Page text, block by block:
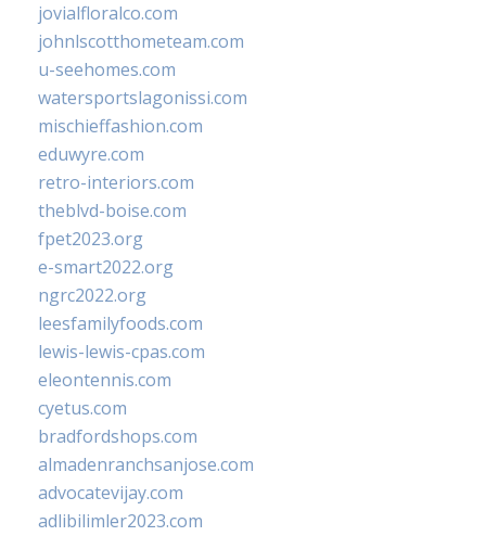
jovialfloralco.com
johnlscotthometeam.com
u-seehomes.com
watersportslagonissi.com
mischieffashion.com
eduwyre.com
retro-interiors.com
theblvd-boise.com
fpet2023.org
e-smart2022.org
ngrc2022.org
leesfamilyfoods.com
lewis-lewis-cpas.com
eleontennis.com
cyetus.com
bradfordshops.com
almadenranchsanjose.com
advocatevijay.com
adlibilimler2023.com